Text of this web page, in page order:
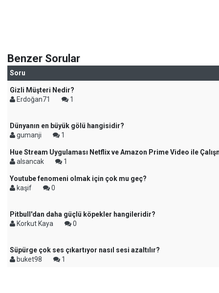
Benzer Sorular
Soru
Gizli Müşteri Nedir?
Erdoğan71
1
Dünyanın en büyük gölü hangisidir?
gumanji
1
Hue Stream Uygulaması Netflix ve Amazon Prime Video ile
alsancak
1
Youtube fenomeni olmak için çok mu geç?
kaşif
0
Pitbull'dan daha güçlü köpekler hangileridir?
Korkut Kaya
0
Süpürge çok ses çıkartıyor nasıl sesi azaltılır?
buket98
1